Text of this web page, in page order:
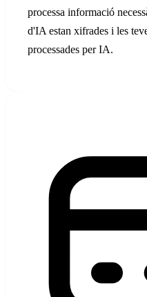
processa informació
d'IA estan xifrades i les
processades per IA.